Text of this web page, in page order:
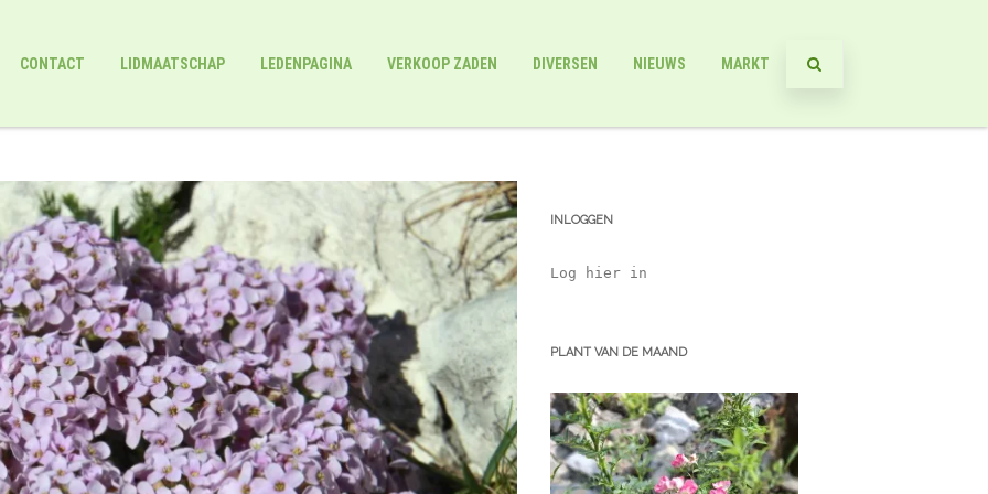
CONTACT LIDMAATSCHAP LEDENPAGINA VERKOOP ZADEN DIVERSEN NIEUWS MARKT
INLOGGEN
Log hier in
PLANT VAN DE MAAND